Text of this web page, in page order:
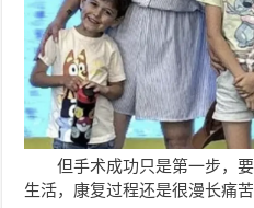
但手术成功只是第一步，
生活，康复过程还是很漫长痛苦